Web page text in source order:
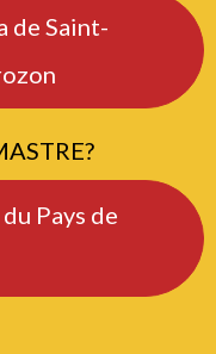
de Saint-
Pays de